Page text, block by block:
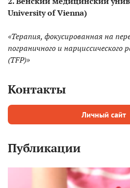
University of Vienna)
«Терапия, фокусированная на
пограничного и
(TFP)»
Контакты
Личный сайт
Публикации